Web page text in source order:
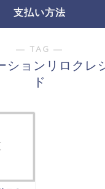
支払い方法
― TAG ―
ションリロクレ
ド